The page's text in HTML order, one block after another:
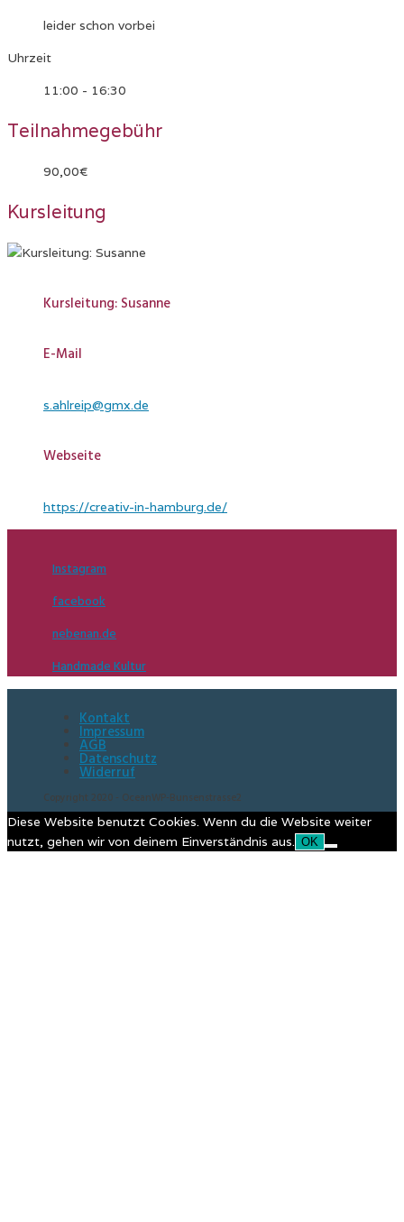
leider schon vorbei
Uhrzeit
11:00 - 16:30
Teilnahmegebühr
90,00€
Kursleitung
Kursleitung: Susanne
E-Mail
s.ahlreip@gmx.de
Webseite
https://creativ-in-hamburg.de/
Instagram
facebook
nebenan.de
Handmade Kultur
Kontakt
Impressum
AGB
Datenschutz
Widerruf
Copyright 2020 - OceanWP-Bunsenstrasse2
Diese Website benutzt Cookies. Wenn du die Website weiter
nutzt, gehen wir von deinem Einverständnis aus. OK